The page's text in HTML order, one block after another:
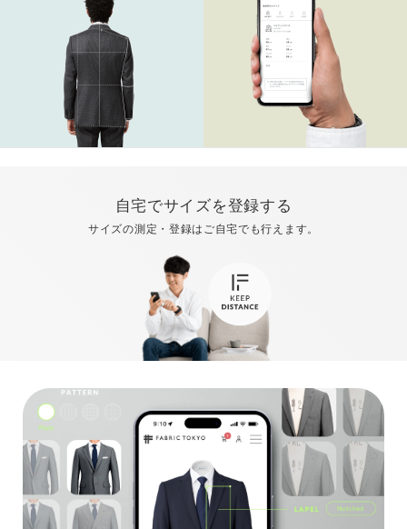
自宅でサイズを登録する
サイズの測定・登録はご自宅でも行えます。